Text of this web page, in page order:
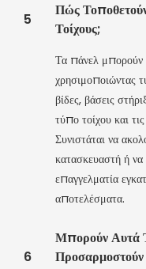
5
Πώς
Τοίχους;
Τα πάνελ μπορούν
χρησιμοποιώντας
βίδες, βάσεις
τύπο τοίχου και
Συνιστάται να
κατασκευαστή ή να
επαγγελματία
αποτελέσματα.
6
Μπορούν Αυτά
Προσαρμοστούν